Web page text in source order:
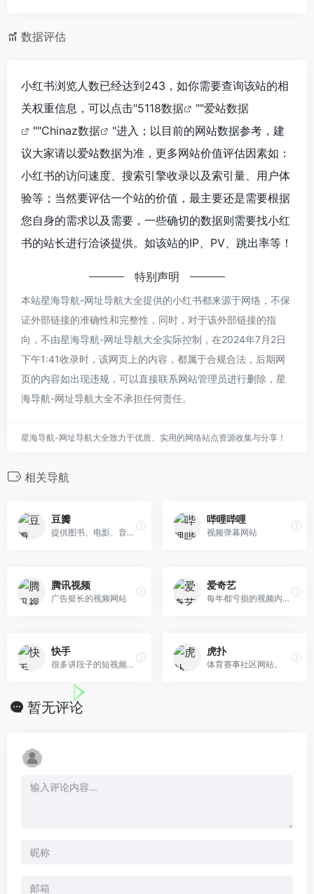
数据评估
小红书浏览人数已经达到243，如你需要查询该站的相
关权重信息，可以点击"5118数据 ""爱站数据
""Chinaz数据
"进入；以目前的网站数据参考，建
议大家请以爱站数据为准，更多网站价值评估因素如：
小红书的访问速度、搜索引擎收录以及索引量、用户体
验等；当然要评估一个站的价值，最主要还是需要根据
您自身的需求以及需要，一些确切的数据则需要找小红
书的站长进行洽谈提供。如该站的IP、PV、跳出率等！
特别声明
本站星海导航-网址导航大全提供的小红书都来源于网络，不保
证外部链接的准确性和完整性，同时，对于该外部链接的指
向，不由星海导航-网址导航大全实际控制，在2024年7月2日
下午1:41收录时，该网页上的内容，都属于合规合法，后期网
页的内容如出现违规，可以直接联系网站管理员进行删除，星
海导航-网址导航大全不承担任何责任。
星海导航-网址导航大全致力于优质、实用的网络站点资源收集与分享！
相关导航
豆瓣
提供图书、电影、音乐唱片的推荐、评论和价格比较，以及城市独特的文化生活
哔哩哔哩
视频弹幕网站
腾讯视频
广告挺长的视频网站
爱奇艺
每年都亏损的视频内容站
快手
很多讲段子的短视频内容。
虎扑
体育赛事社区网站。
暂无评论